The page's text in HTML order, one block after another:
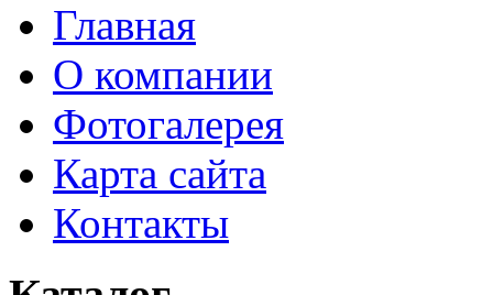
Главная
О компании
Фотогалерея
Карта сайта
Контакты